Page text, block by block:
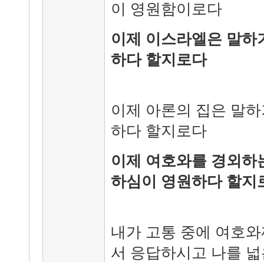
이 영원함이로다
이제 이스라엘은 말하
하다 할지로다
이제 아론의 집은 말
하다 할지로다
이제 여호와를 경외하
하심이 영원하다 할지
내가 고통 중에 여호
서 응답하시고 나를